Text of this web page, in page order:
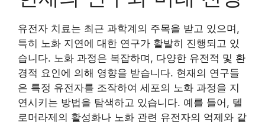
유전자 치료는 최근 과학계의 주목을 받고 있으며,
특히 노화 지연에 대한 연구가 활발히 진행되고 있
습니다. 노화 과정은 복잡하며, 다양한 유전적 및 환
경적 요인에 의해 영향을 받습니다. 현재의 연구들
은 특정 유전자를 조작하여 세포의 노화 과정을 지
연시키는 방법을 탐색하고 있습니다. 예를 들어, 텔
로머라제의 활성화나 노화 관련 유전자의 억제와 같